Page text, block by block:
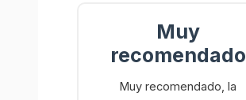
Muy
recomendado
Muy recomendado, la